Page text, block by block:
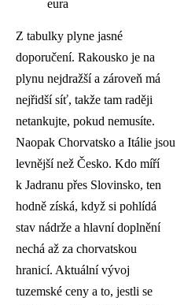
eura
Z tabulky plyne jasné
doporučení. Rakousko je na
plynu nejdražší a zároveň má
nejřidší síť, takže tam raději
netankujte, pokud nemusíte.
Naopak Chorvatsko a Itálie jsou
levnější než Česko. Kdo míří
k Jadranu přes Slovinsko, ten
hodně získá, když si pohlídá
stav nádrže a hlavní doplnění
nechá až za chorvatskou
hranicí. Aktuální vývoj
tuzemské ceny a to, jestli se